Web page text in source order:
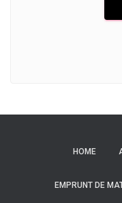
HOME
EMPRUNT DE